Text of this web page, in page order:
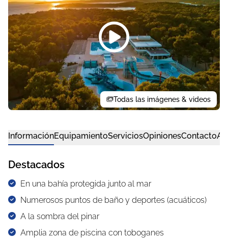
Todas las imágenes & videos
InformaciónEquipamientoServiciosOpinionesContacto
Destacados
En una bahía protegida junto al mar
Numerosos puntos de baño y deportes (acuáticos)
A la sombra del pinar
Amplia zona de piscina con toboganes